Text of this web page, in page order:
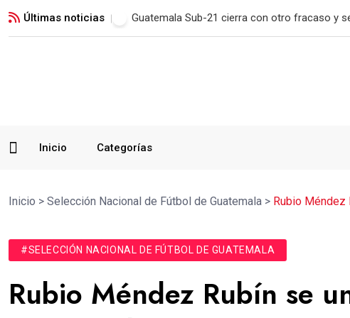
Últimas noticias Municipal remonta en San Marcos y mantiene
Inicio Categorías
Inicio > Selección Nacional de Fútbol de Guatemala > Rubio Méndez
#SELECCIÓN NACIONAL DE FÚTBOL DE GUATEMALA
Rubio Méndez Rubín se